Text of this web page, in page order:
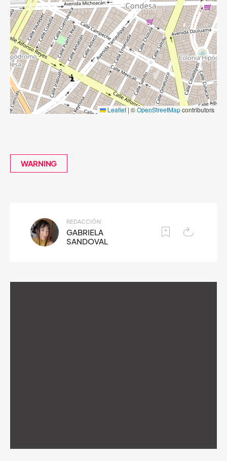
Leaflet| ©OpenStreetMapcontributors
WARNING
REDACCIÓN:
GABRIELA
SANDOVAL